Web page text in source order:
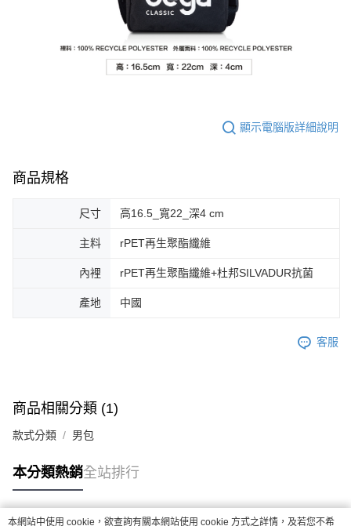
顯示電腦版詳細說明
商品規格
尺寸 高16.5_寬22_深4 cm
主料 rPET再生聚酯纖維
內裡 rPET再生聚酯纖維+杜邦SILVADUR抗菌
產地 中國
客服
商品相關分類 (1)
款式分類 男包
本分類熱銷全站排行
本網站中使用 cookie，欲查詢有關本網站使用 cookie 方式之詳情，及若您不希